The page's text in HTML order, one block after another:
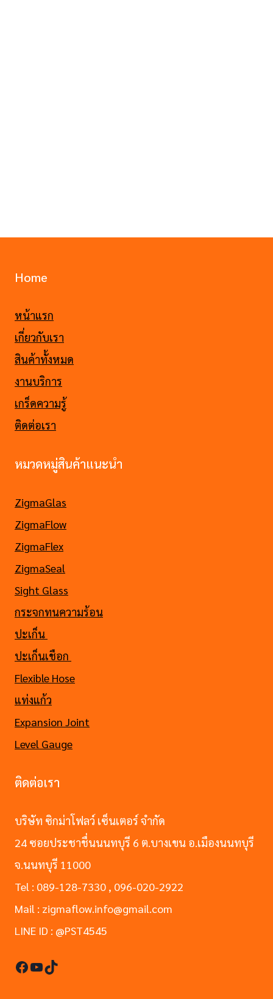
Home
หน้าแรก
เกี่ยวกับเรา
สินค้าทั้งหมด
งานบริการ
เกร็ดความรู้
ติดต่อเรา
หมวดหมู่สินค้าแนะนำ
ZigmaGlas
ZigmaFlow
ZigmaFlex
ZigmaSeal
Sight Glass
กระจกทนความร้อน
ปะเก็น
ปะเก็นเชือก
Flexible Hose
แท่งแก้ว
Expansion Joint
Level Gauge
ติดต่อเรา
บริษัท ซิกม่าโฟลว์ เซ็นเตอร์ จำกัด
24 ซอยประชาชื่นนนทบุรี 6 ต.บางเขน อ.เมืองนนทบุรี
จ.นนทบุรี 11000
Tel : 089-128-7330 , 096-020-2922
Mail : zigmaflow.info@gmail.com
LINE ID : @PST4545
Facebook
YouTube
TikTok